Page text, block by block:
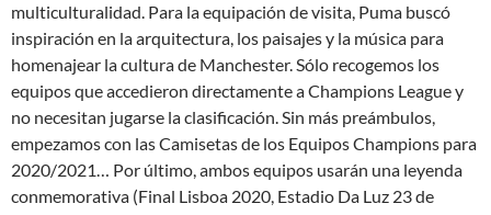
multiculturalidad. Para la equipación de visita, Puma buscó
inspiración en la arquitectura, los paisajes y la música para
homenajear la cultura de Manchester. Sólo recogemos los
equipos que accedieron directamente a Champions League y
no necesitan jugarse la clasificación. Sin más preámbulos,
empezamos con las Camisetas de los Equipos Champions para
2020/2021… Por último, ambos equipos usarán una leyenda
conmemorativa (Final Lisboa 2020, Estadio Da Luz 23 de